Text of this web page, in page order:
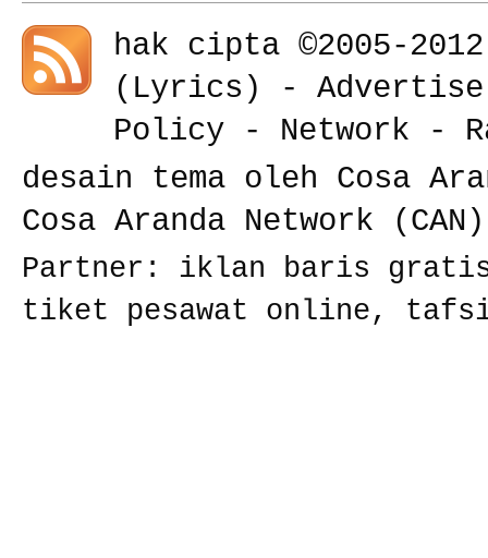
hak cipta ©2005-
( Lyrics ) - Advertise
Policy - Network -
desain tema oleh Cosa
Cosa Aranda Network (CAN)
Partner: iklan baris
tiket pesawat online,